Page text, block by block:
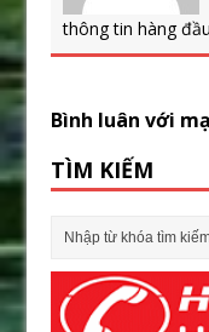
thông tin hàng
Bình luân với
TÌM KIẾM